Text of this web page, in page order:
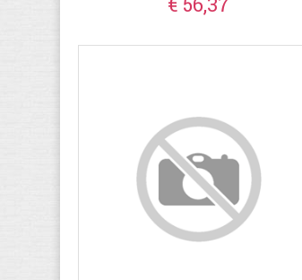
Gore-Tex Membrane